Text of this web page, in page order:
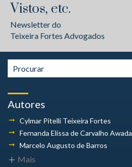
Vistos, etc.
Newsletter do
Teixeira Fortes Advogados
Autores
Cylmar Pitelli Teixeira Fortes
Fernanda Elissa de Carvalho Awada
Marcelo Augusto de Barros
Mais